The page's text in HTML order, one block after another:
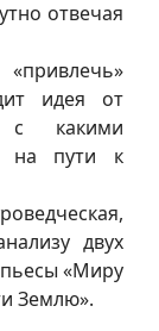
отвечая
идея от
с какими
на пути к
двух
«Миру
Землю».